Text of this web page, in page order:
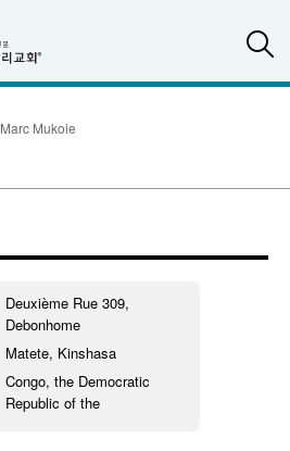
Marc Mukoie
Deuxième Rue 309,
Debonhome
Matete, Kinshasa
Congo, the Democratic
Republic of the